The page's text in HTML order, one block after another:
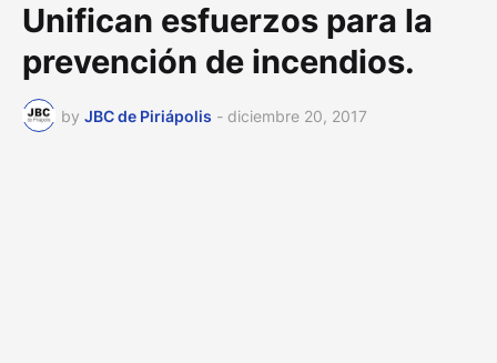
Unifican esfuerzos para la
prevención de incendios.
by JBC de Piriápolis - diciembre 20, 2017